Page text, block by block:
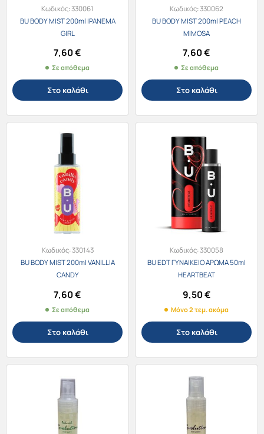
Κωδικός:330061
BU BODY MIST 200ml IPANEMA
GIRL
7,60€
Σε απόθεμα
Στο καλάθι
Κωδικός:330062
BU BODY MIST 200ml PEACH
MIMOSA
7,60€
Σε απόθεμα
Στο καλάθι
Κωδικός:330143
BU BODY MIST 200ml VANILLIA
CANDY
7,60€
Σε απόθεμα
Στο καλάθι
Κωδικός:330058
BU EDT ΓΥΝΑΙΚΕΙΟ ΑΡΩΜΑ 50ml
HEARTBEAT
9,50€
Μόνο 2 τεμ. ακόμα
Στο καλάθι